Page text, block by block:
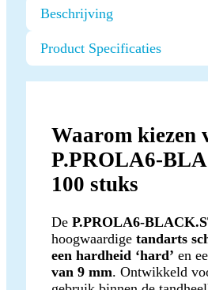
Beschrijving
Product Specificaties
Waarom kiezen
P.PROLA6-
100 stuks
De P.PROLA6-
hoogwaardige tandarts
een hardheid ‘hard’ en
van 9 mm. Ontwikkeld